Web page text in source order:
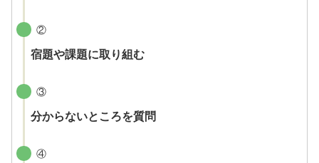
②
宿題や課題に取り組む
③
分からないところを質問
④